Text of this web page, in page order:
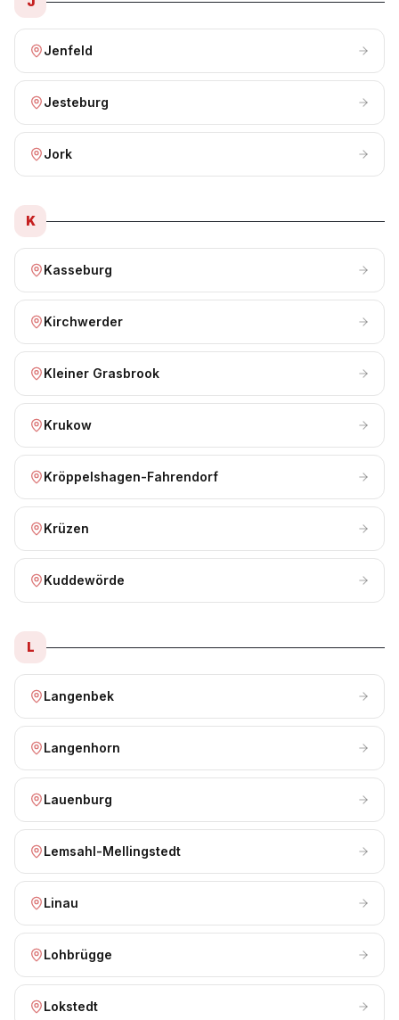
Jenfeld
Jesteburg
Jork
K
Kasseburg
Kirchwerder
Kleiner Grasbrook
Krukow
Kröppelshagen-Fahrendorf
Krüzen
Kuddewörde
L
Langenbek
Langenhorn
Lauenburg
Lemsahl-Mellingstedt
Linau
Lohbrügge
Lokstedt